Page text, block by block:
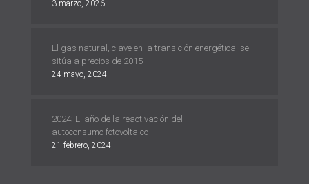
3 marzo, 2026
El gas natural, clave en la transición energética, se
sitúa a precios de 2015
24 mayo, 2024
2024: El año de la reactivación del
autoconsumo fotovoltaico
21 febrero, 2024